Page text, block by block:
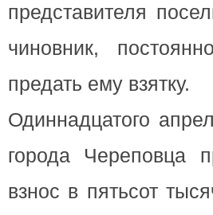
представителя
чиновник,
предать ему взятку.
Одиннадцатого
города Череповца
взнос в пятьсот